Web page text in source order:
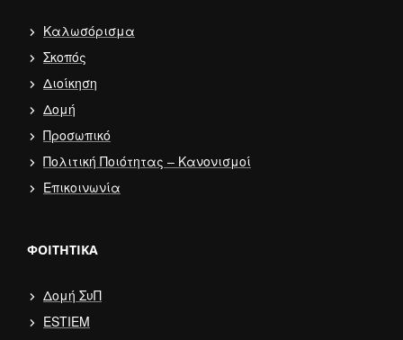
Καλωσόρισμα
Σκοπός
Διοίκηση
Δομή
Προσωπικό
Πολιτική Ποιότητας – Κανονισμοί
Επικοινωνία
ΦΟΙΤΗΤΙΚΆ
Δομή ΣυΠ
ESTIEM